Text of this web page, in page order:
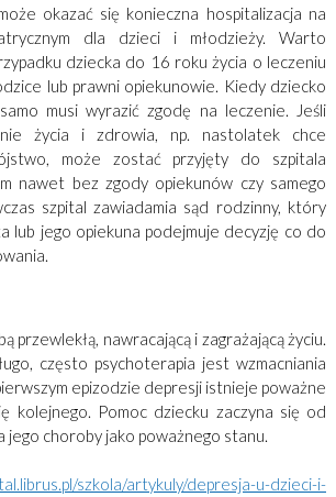
okazać się konieczna hospitalizacja na
dla dzieci i młodzieży. Warto
dziecka do 16 roku życia o leczeniu
lub prawni opiekunowie. Kiedy dziecko
musi wyrazić zgodę na leczenie. Jeśli
życia i zdrowia, np. nastolatek chce
może zostać przyjęty do szpitala
nawet bez zgody opiekunów czy samego
szpital zawiadamia sąd rodzinny, który
lub jego opiekuna podejmuje decyzję co do
przewlekłą, nawracającą i zagrażającą życiu.
często psychoterapia jest wzmacniania
epizodzie depresji istnieje poważne
kolejnego. Pomoc dziecku zaczyna się od
jego choroby jako poważnego stanu.
szkola/artykuly/depresja-u-dzieci-i-